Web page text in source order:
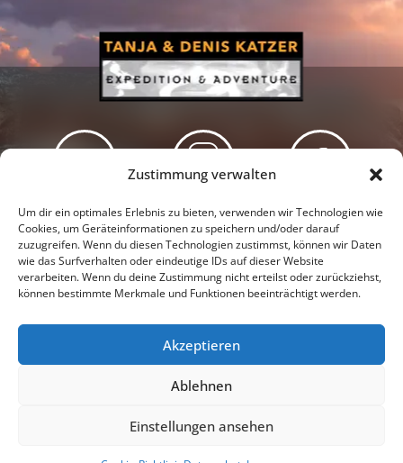
Zustimmung verwalten
Um dir ein optimales Erlebnis zu bieten, verwenden wir Technologien wie
Cookies, um Geräteinformationen zu speichern und/oder darauf
zuzugreifen. Wenn du diesen Technologien zustimmst, können wir Daten
wie das Surfverhalten oder eindeutige IDs auf dieser Website
verarbeiten. Wenn du deine Zustimmung nicht erteilst oder zurückziehst,
können bestimmte Merkmale und Funktionen beeinträchtigt werden.
Akzeptieren
Ablehnen
Einstellungen ansehen
Newsletter Podcast Facebook
Datenschutzerklärung